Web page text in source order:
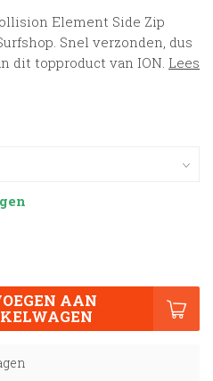
Element Side Zip
Snel verzonden, dus
dit topproduct van ION. Lees
AAN